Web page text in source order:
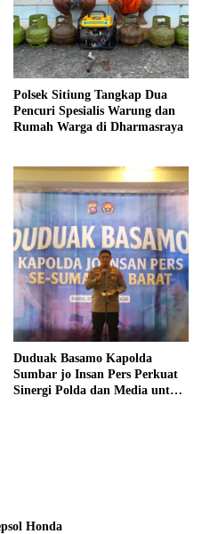
Polsek Sitiung Tangkap Dua
Pencuri Spesialis Warung dan
Rumah Warga di Dharmasraya
Duduak Basamo Kapolda
Sumbar jo Insan Pers Perkuat
Sinergi Polda dan Media untuk
Honda